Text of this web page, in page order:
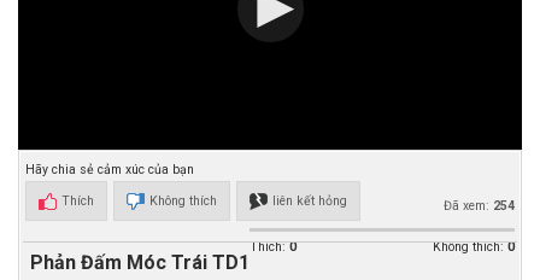
Hãy chia sẻ cảm xúc của bạn
Thích
Không thích liên kết hỏng Đã xem: 254
Thích:0 Không thích:0
Phản Đấm Móc Trái TD1